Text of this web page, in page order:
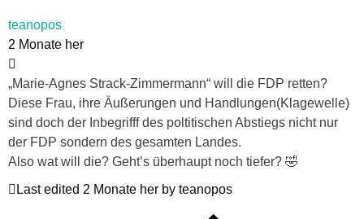
teanopos
2 Monate her
„Marie-Agnes Strack-Zimmermann“ will die FDP retten?
Diese Frau, ihre Äußerungen und Handlungen(Klagewelle)
sind doch der Inbegrifff des poltitischen Abstiegs nicht nur
der FDP sondern des gesamten Landes.
Also wat will die? Geht’s überhaupt noch tiefer? 🤣
Last edited 2 Monate her by teanopos